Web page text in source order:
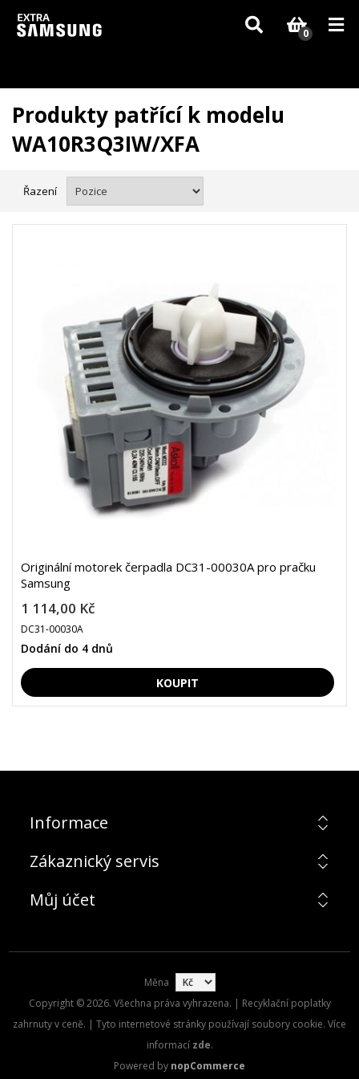
Vzhledem k aktuální situaci se může dodání dílů, které nejsou skladem,
zpozdit. Děkujeme za pochopení.
0
Produkty patřící k modelu
WA10R3Q3IW/XFA
Řazení
Originální motorek čerpadla DC31-00030A pro pračku
Samsung
1 114,00 Kč
DC31-00030A
Dodání do 4 dnů
Informace
Zákaznický servis
Můj účet
Měna
Copyright © 2026. Všechna práva vyhrazena. | Recyklační poplatky
zahrnuty v ceně. | Tyto internetové stránky používají soubory cookie. Více
informací zde.
Powered by nopCommerce